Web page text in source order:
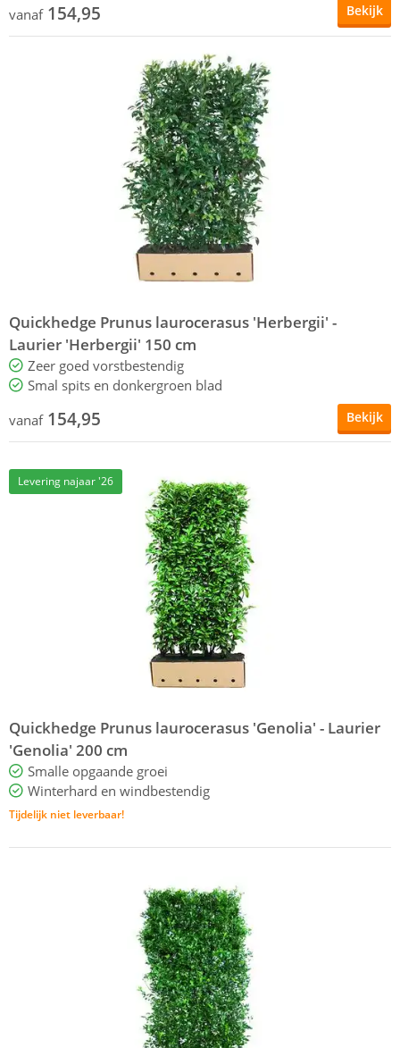
vanaf 154,95 Bekijk
Quickhedge Prunus laurocerasus 'Herbergii' -
Laurier 'Herbergii' 150 cm
Zeer goed vorstbestendig
Smal spits en donkergroen blad
vanaf 154,95 Bekijk
Levering najaar '26
Quickhedge Prunus laurocerasus 'Genolia' - Laurier
'Genolia' 200 cm
Smalle opgaande groei
Winterhard en windbestendig
Tijdelijk niet leverbaar!